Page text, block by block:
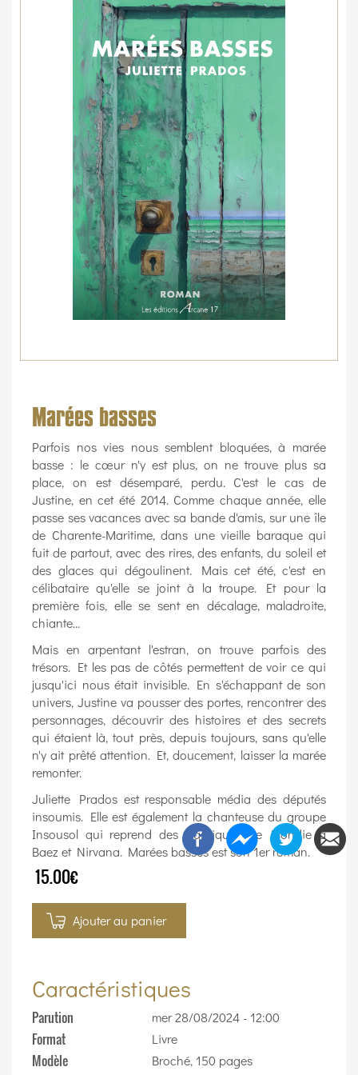
Marées basses
Parfois nos vies nous semblent bloquées, à marée
basse : le cœur n'y est plus, on ne trouve plus sa
place, on est désemparé, perdu. C'est le cas de
Justine, en cet été 2014. Comme chaque année, elle
passe ses vacances avec sa bande d'amis, sur une île
de Charente-Maritime, dans une vieille baraque qui
fuit de partout, avec des rires, des enfants, du soleil et
des glaces qui dégoulinent. Mais cet été, c'est en
célibataire qu'elle se joint à la troupe. Et pour la
première fois, elle se sent en décalage, maladroite,
chiante...
Mais en arpentant l'estran, on trouve parfois des
trésors. Et les pas de côtés permettent de voir ce qui
jusqu'ici nous était invisible. En s'échappant de son
univers, Justine va pousser des portes, rencontrer des
personnages, découvrir des histoires et des secrets
qui étaient là, tout près, depuis toujours, sans qu'elle
n'y ait prêté attention. Et, doucement, laisser la marée
remonter.
Juliette Prados est responsable média des députés
insoumis. Elle est également la chanteuse du groupe
Insousol qui reprend des classiques de Blondie à
Baez et Nirvana. Marées basses est son 1er roman.
15.00€
Ajouter au panier
Caractéristiques
Parution mer 28/08/2024 - 12:00
Format Livre
Modèle Broché, 150 pages